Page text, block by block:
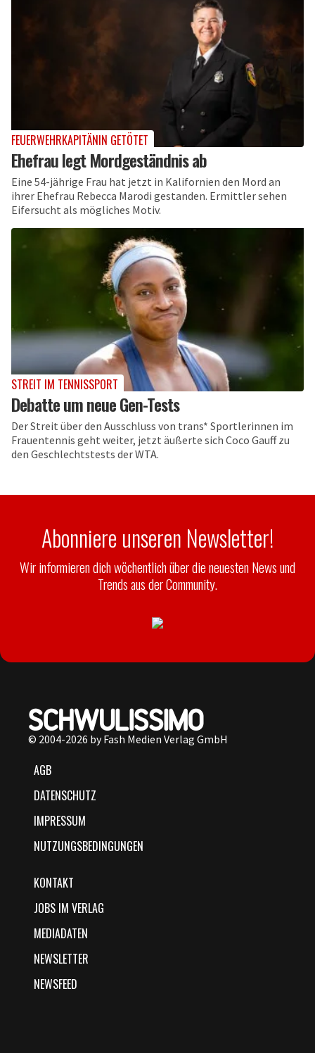
FEUERWEHRKAPITÄNIN GETÖTET
Ehefrau legt Mordgeständnis ab
Eine 54-jährige Frau hat jetzt in Kalifornien den Mord an
ihrer Ehefrau Rebecca Marodi gestanden. Ermittler sehen
Eifersucht als mögliches Motiv.
STREIT IM TENNISSPORT
Debatte um neue Gen-Tests
Der Streit über den Ausschluss von trans* Sportlerinnen im
Frauentennis geht weiter, jetzt äußerte sich Coco Gauff zu
den Geschlechtstests der WTA.
Abonniere unseren Newsletter!
Wir informieren dich wöchentlich über die neuesten News und
Trends aus der Community.
© 2004-2026 by Fash Medien Verlag GmbH
AGB
DATENSCHUTZ
IMPRESSUM
NUTZUNGSBEDINGUNGEN
KONTAKT
JOBS IM VERLAG
MEDIADATEN
NEWSLETTER
NEWSFEED